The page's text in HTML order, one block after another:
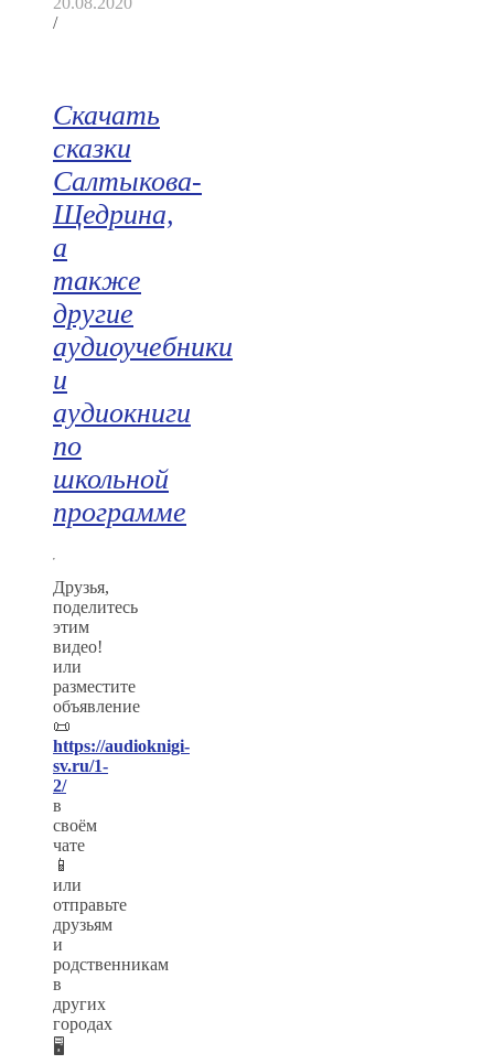
/
Скачать
сказки
Салтыкова-
Щедрина,
а
также
другие
аудиоучебники
и
аудиокниги
по
школьной
программе
Друзья,
поделитесь
этим
видео!
или
разместите
объявление
📜
https://audioknigi-
sv.ru/1-
2/
в
своём
чате
📱
или
отправьте
друзьям
и
родственникам
в
других
городах
🖥